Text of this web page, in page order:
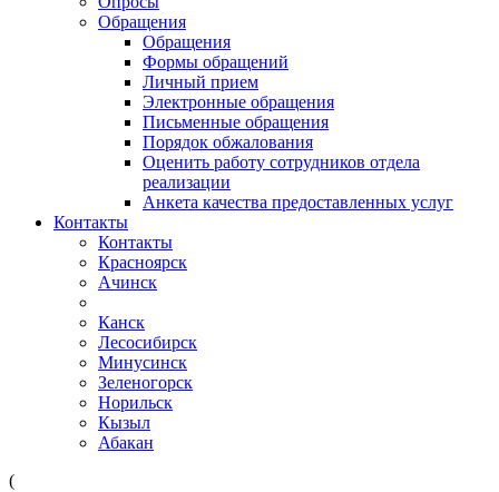
Обращения
Обращения
Формы обращений
Личный прием
Электронные обращения
Письменные обращения
Порядок обжалования
Оценить работу сотрудников отдела
реализации
Анкета качества предоставленных услуг
Контакты
Контакты
Красноярск
Ачинск
Канск
Лесосибирск
Минусинск
Зеленогорск
Норильск
Кызыл
Абакан
(